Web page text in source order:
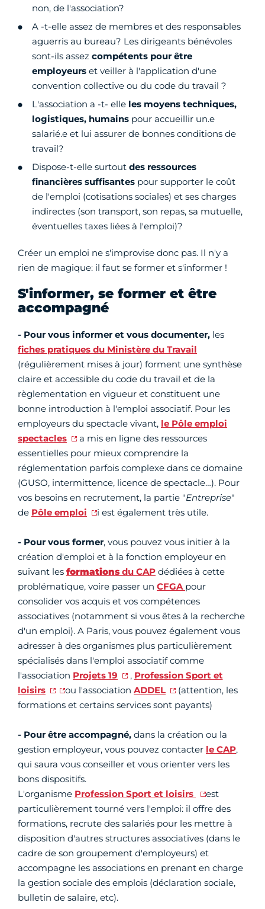
non, de l'association?
A -t-elle assez de membres et des responsables
aguerris au bureau? Les dirigeants bénévoles
sont-ils assez compétents pour être
employeurs et veiller à l'application d'une
convention collective ou du code du travail ?
L'association a -t- elle les moyens techniques,
logistiques, humains pour accueillir un.e
salarié.e et lui assurer de bonnes conditions de
travail?
Dispose-t-elle surtout des ressources
financières suffisantes pour supporter le coût
de l'emploi (cotisations sociales) et ses charges
indirectes (son transport, son repas, sa mutuelle,
éventuelles taxes liées à l'emploi)?
Créer un emploi ne s'improvise donc pas. Il n'y a
rien de magique: il faut se former et s'informer !
S'informer, se former et être
accompagné
- Pour vous informer et vous documenter, les
fiches pratiques du Ministère du Travail
(régulièrement mises à jour) forment une synthèse
claire et accessible du code du travail et de la
règlementation en vigueur et constituent une
bonne introduction à l'emploi associatif. Pour les
employeurs du spectacle vivant, le Pôle emploi
spectacles
a mis en ligne des ressources
essentielles pour mieux comprendre la
réglementation parfois complexe dans ce domaine
(GUSO, intermittence, licence de spectacle…). Pour
vos besoins en recrutement, la partie "Entreprise"
de Pôle emploi i est également très utile.
- Pour vous former, vous pouvez vous initier à la
création d'emploi et à la fonction employeur en
suivant les formationsdu CAP dédiées à cette
problématique, voire passer un CFGA pour
consolider vos acquis et vos compétences
associatives (notamment si vous êtes à la recherche
d'un emploi). A Paris, vous pouvez également vous
adresser à des organismes plus particulièrement
spécialisés dans l'emploi associatif comme
l'association Projets 19 , Profession Sport et
loisirs
ou l'association ADDEL
(attention, les
formations et certains services sont payants)
- Pour être accompagné, dans la création ou la
gestion employeur, vous pouvez contacter le CAP,
qui saura vous conseiller et vous orienter vers les
bons dispositifs.
L'organisme Profession Sport et loisirs
est
particulièrement tourné vers l'emploi: il offre des
formations, recrute des salariés pour les mettre à
disposition d'autres structures associatives (dans le
cadre de son groupement d'employeurs) et
accompagne les associations en prenant en charge
la gestion sociale des emplois (déclaration sociale,
bulletin de salaire, etc).